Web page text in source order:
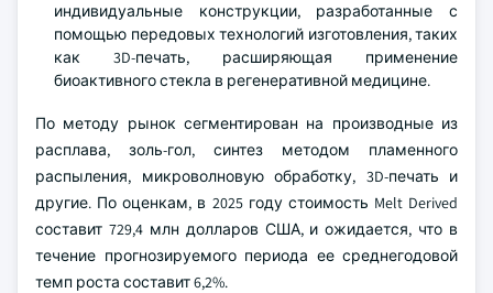
индивидуальные конструкции, разработанные с
помощью передовых технологий изготовления, таких
как 3D-печать, расширяющая применение
биоактивного стекла в регенеративной медицине.
По методу рынок сегментирован на производные из
расплава, золь-гол, синтез методом пламенного
распыления, микроволновую обработку, 3D-печать и
другие. По оценкам, в 2025 году стоимость Melt Derived
составит 729,4 млн долларов США, и ожидается, что в
течение прогнозируемого периода ее среднегодовой
темп роста составит 6,2%.